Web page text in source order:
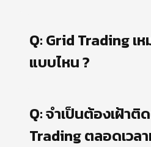
Q: Grid Trading เ
แบบไหน ?
Q: จำเป็นต้องเฝ้าติ
Trading ตลอดเวล